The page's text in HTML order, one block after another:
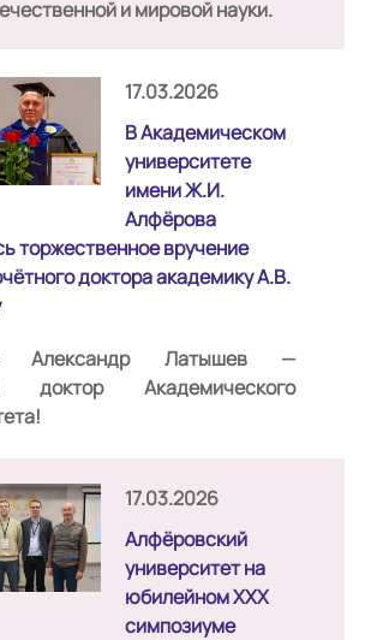
и мировой науки.
17.03.2026
В Академическом
университете
имени Ж.И.
Алфёрова
торжественное вручение
доктора академику А.В.
Александр Латышев —
доктор Академического
17.03.2026
Алфёровский
университет на
юбилейном XXX
симпозиуме